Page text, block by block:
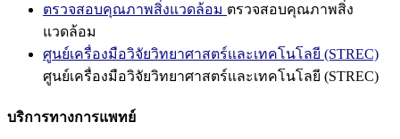
ตรวจสอบคุณภาพสิ่งแวดล้อม ตรวจสอบคุณภาพสิ่ง
แวดล้อม
ศูนย์เครื่องมือวิจัยวิทยาศาสตร์และเทคโนโลยี (STREC)
ศูนย์เครื่องมือวิจัยวิทยาศาสตร์และเทคโนโลยี (STREC)
บริการทางการแพทย์